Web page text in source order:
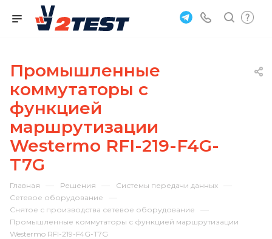
Промышленные
коммутаторы с
функцией
маршрутизации
Westermo RFI-219-F4G-
T7G
Главная — Решения — Системы передачи данных —
Сетевое оборудование —
Снятое с производства сетевое оборудование —
Промышленные коммутаторы с функцией маршрутизации
Westermo RFI-219-F4G-T7G